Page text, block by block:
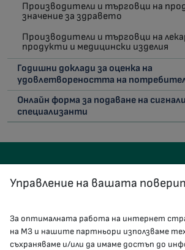
Производители и търговци на
значение за здравето
Производители и търговци на
продукти и медицински изделия
Годишни доклади за оценка на
удовлетвореността на
Онлайн форма за подаване на
специализанти
КОНТАКТИ
Управление на вашата
За оптималната работа на интернет
на МЗ и нашите партньори използваме
съхраняваме и/или да имаме достъп до